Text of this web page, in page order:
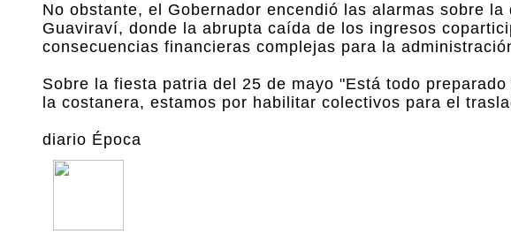
No obstante, el Gobernador encendió las alarmas sobre
Guaviraví, donde la abrupta caída de los ingresos
consecuencias financieras complejas para la
Sobre la fiesta patria del 25 de mayo "Está todo
la costanera, estamos por habilitar colectivos para el
diario Época